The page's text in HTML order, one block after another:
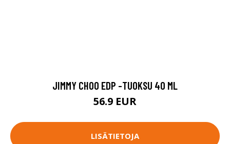
JIMMY CHOO EDP -TUOKSU 40 ML
56.9 EUR
LISÄTIETOJA